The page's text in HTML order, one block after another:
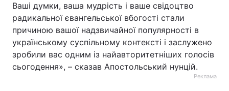
Ваші думки, ваша мудрість і ваше свідоцтво
радикальної євангельської вбогості стали
причиною вашої надзвичайної популярності в
українському суспільному контексті і заслужено
зробили вас одним із найавторитетніших голосів
сьогодення», – сказав Апостольський нунцій.
Реклама